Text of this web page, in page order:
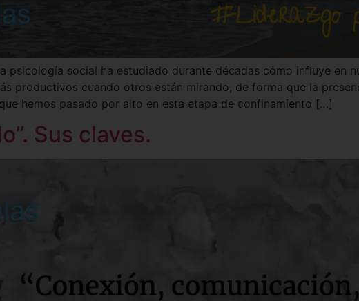
psicología social ha estudiado durante décadas cómo influye en
productivos cuando otros están mirando, de forma que la
hemos pasado por alto en esta etapa de confinamiento […]
Sus claves.